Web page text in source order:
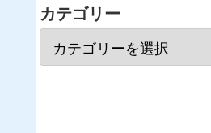
カテゴリー